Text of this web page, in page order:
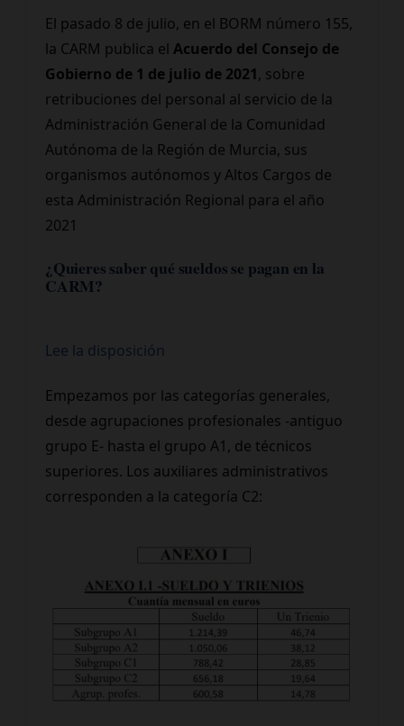
El pasado 8 de julio, en el BORM número 155,
la CARM publica el Acuerdo del Consejo de
Gobierno de 1 de julio de 2021, sobre
retribuciones del personal al servicio de la
Administración General de la Comunidad
Autónoma de la Región de Murcia, sus
organismos autónomos y Altos Cargos de
esta Administración Regional para el año
2021
¿Quieres saber qué sueldos se pagan en la
CARM?
Lee la disposición
Empezamos por las categorías generales,
desde agrupaciones profesionales -antiguo
grupo E- hasta el grupo A1, de técnicos
superiores. Los auxiliares administrativos
corresponden a la categoría C2: